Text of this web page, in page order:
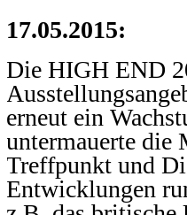
17.05.2015:
Die HIGH END
erneut ein
untermauerte die
Treffpunkt und
Entwicklungen